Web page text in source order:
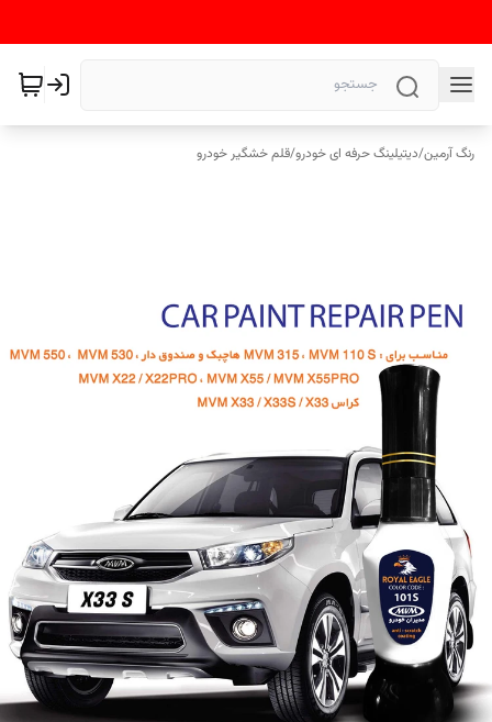
رنگ آرمین/دیتیلینگ حرفه ای خودرو/قلم خشگیر خودرو